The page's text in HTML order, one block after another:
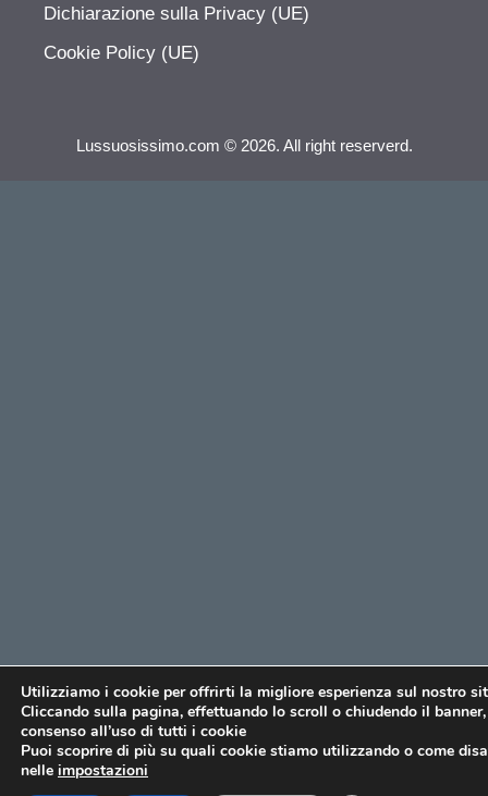
Dichiarazione sulla Privacy (UE)
Cookie Policy (UE)
Lussuosissimo.com © 2026. All right reserverd.
Utilizziamo i cookie per offrirti la migliore esperienza sul nostro
Cliccando sulla pagina, effettuando lo scroll o chiudendo il
consenso all’uso di tutti i cookie
Puoi scoprire di più su quali cookie stiamo utilizzando o come
nelle impostazioni